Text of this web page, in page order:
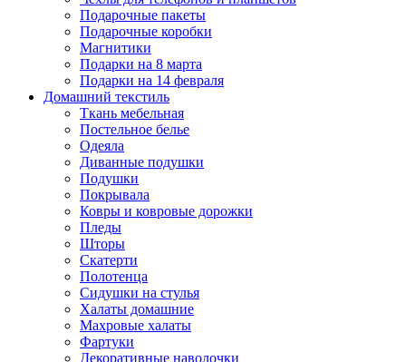
Подарочные пакеты
Подарочные коробки
Магнитики
Подарки на 8 марта
Подарки на 14 февраля
Домашний текстиль
Ткань мебельная
Постельное белье
Одеяла
Диванные подушки
Подушки
Покрывала
Ковры и ковровые дорожки
Пледы
Шторы
Скатерти
Полотенца
Сидушки на стулья
Халаты домашние
Махровые халаты
Фартуки
Декоративные наволочки